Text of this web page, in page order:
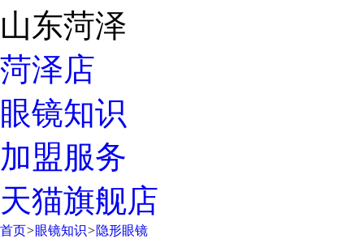
山东菏泽
菏泽店
眼镜知识
加盟服务
天猫旗舰店
首页>眼镜知识>隐形眼镜